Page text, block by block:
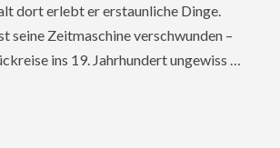
dort erlebt er erstaunliche Dinge.
seine Zeitmaschine verschwunden –
ins 19. Jahrhundert ungewiss …